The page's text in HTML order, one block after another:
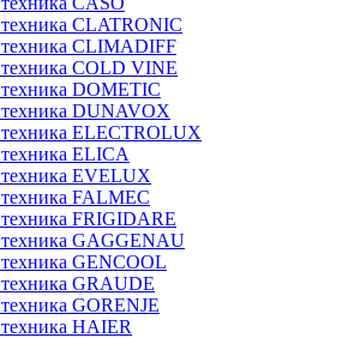
CLATRONIC
CLIMADIFF
COLD VINE
DOMETIC
DUNAVOX
ELECTROLUX
ELICA
EVELUX
FALMEC
FRIGIDARE
GAGGENAU
GENCOOL
GRAUDE
GORENJE
HAIER